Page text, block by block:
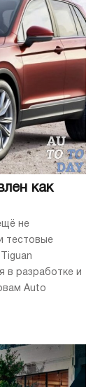
как
не
тестовые
в разработке и
Auto